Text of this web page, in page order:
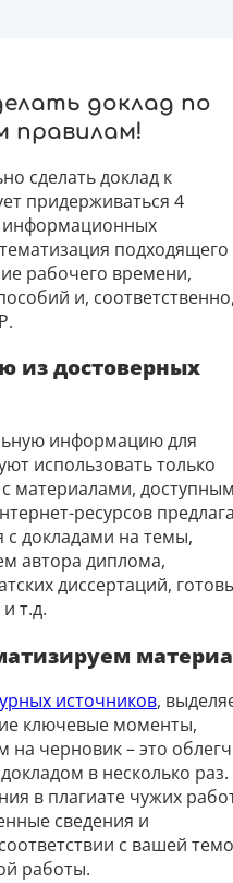
доклад по
правилам!
сделать доклад к
придерживаться 4
информационных
подходящего
рабочего времени,
и,
достоверных
информацию для
использовать только
материалами,
ресурсов
с докладами на темы,
автора диплома,
диссертаций,
т.д.
источников,
ключевые моменты,
черновик – это
в несколько раз.
в плагиате чужих
сведения и
с вашей
работы.